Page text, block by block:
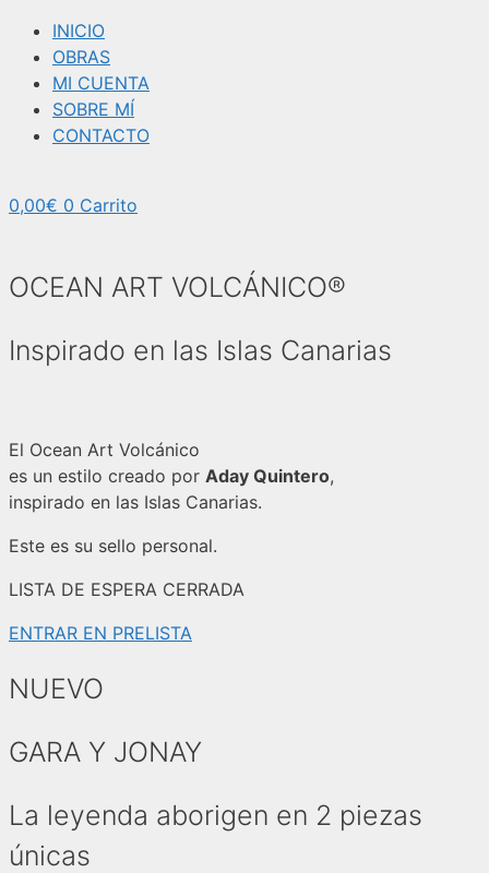
INICIO
OBRAS
MI CUENTA
SOBRE MÍ
CONTACTO
0,00€ 0 Carrito
OCEAN ART VOLCÁNICO®
Inspirado en las Islas Canarias
El Ocean Art Volcánico
es un estilo creado por Aday Quintero,
inspirado en las Islas Canarias.
Este es su sello personal.
LISTA DE ESPERA CERRADA
ENTRAR EN PRELISTA
NUEVO
GARA Y JONAY
La leyenda aborigen en 2 piezas
únicas